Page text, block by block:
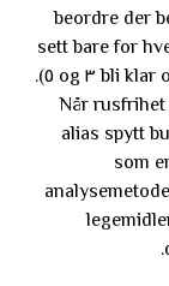
beordre der
sett bare for
andre bruksområder endog (bli klar over paragraf ٣ og ٥).
Når
alias spytt
som